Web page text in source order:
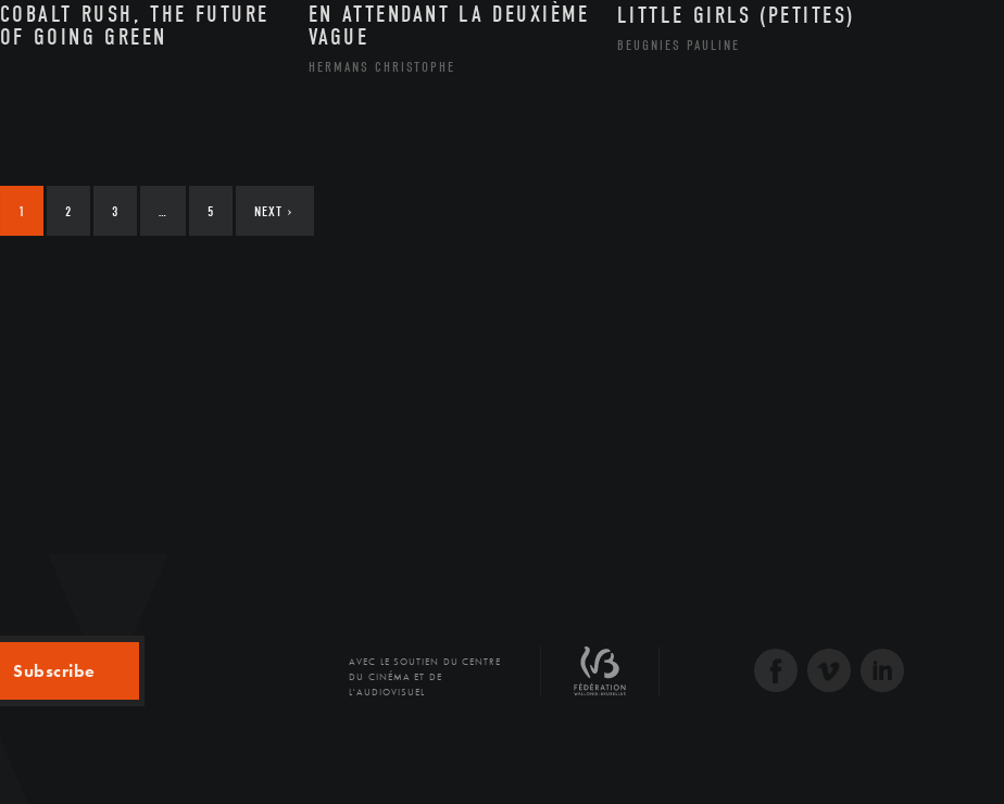
COBALT RUSH, THE FUTURE
OF GOING GREEN
EN ATTENDANT LA DEUXIÈME
VAGUE
HERMANS CHRISTOPHE
LITTLE GIRLS (PETITES)
BEUGNIES PAULINE
1 2 3 5 NEXT ›
Subscribe
AVEC LE SOUTIEN DU CENTRE
DU CINÉMA ET DE
L'AUDIOVISUEL